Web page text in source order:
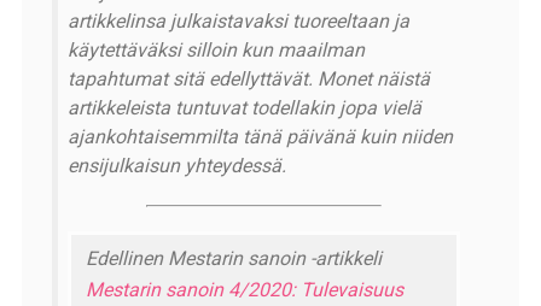
artikkelinsa julkaistavaksi tuoreeltaan ja
käytettäväksi silloin kun maailman
tapahtumat sitä edellyttävät. Monet näistä
artikkeleista tuntuvat todellakin jopa vielä
ajankohtaisemmilta tänä päivänä kuin niiden
ensijulkaisun yhteydessä.
Edellinen Mestarin sanoin -artikkeli
Mestarin sanoin 4/2020: Tulevaisuus